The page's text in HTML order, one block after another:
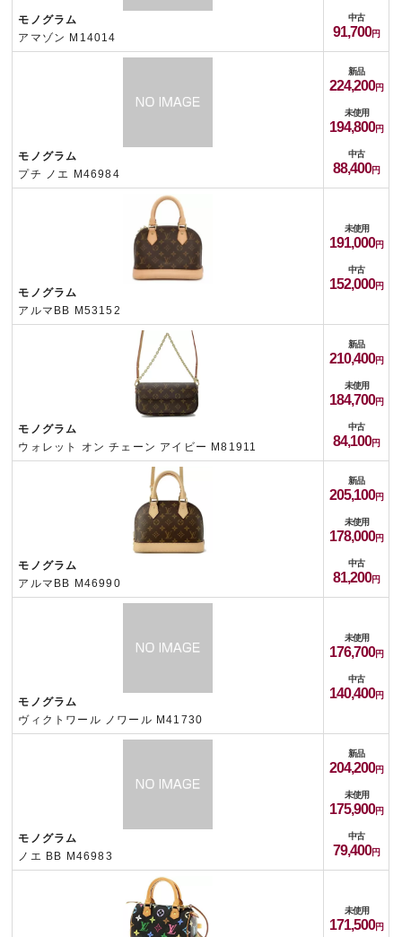
モノグラム
アマゾン M14014
中古
91,700
モノグラム
プチ ノエ M46984
新品
224,200
未使用
194,800
中古
88,400
モノグラム
アルマBB M53152
未使用
191,000
中古
152,000
モノグラム
ウォレット オン チェーン アイビー M81911
新品
210,400
未使用
184,700
中古
84,100
モノグラム
アルマBB M46990
新品
205,100
未使用
178,000
中古
81,200
モノグラム
ヴィクトワール ノワール M41730
未使用
176,700
中古
140,400
モノグラム
ノエ BB M46983
新品
204,200
未使用
175,900
中古
79,400
未使用
171,500